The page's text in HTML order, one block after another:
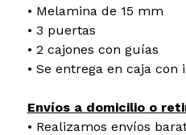
• Melamina de 15 mm
• 3 puertas
• 2 cajones con guías
• Se entrega en caja
Envíos a domicilio o
• Realizamos envíos